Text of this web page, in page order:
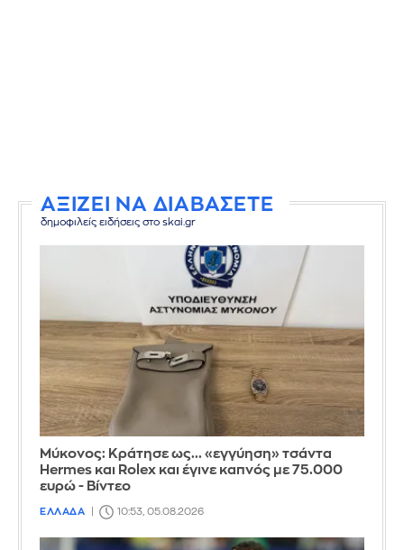
ΑΞΙΖΕΙ ΝΑ ΔΙΑΒΑΣΕΤΕ
δημοφιλείς ειδήσεις στο skai.gr
Μύκονος: Κράτησε ως... «εγγύηση» τσάντα
Hermes και Rolex και έγινε καπνός με 75.000
ευρώ - Βίντεο
ΕΛΛΑΔΑ 10:53, 05.08.2026